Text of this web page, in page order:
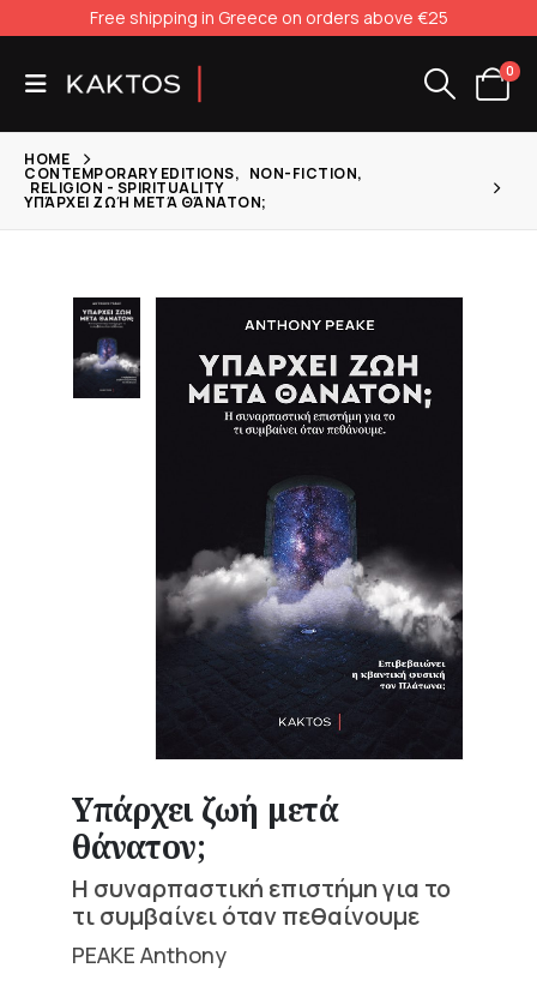
Free shipping in Greece on orders above €25
0
HOME
CONTEMPORARY EDITIONS, NON-FICTION,
RELIGION - SPIRITUALITY
ΥΠΆΡΧΕΙ ΖΩΉ ΜΕΤΆ ΘΆΝΑΤΟΝ;
Υπάρχει ζωή μετά
θάνατον;
Η συναρπαστική επιστήμη για το
τι συμβαίνει όταν πεθαίνουμε
PEAKE Anthony